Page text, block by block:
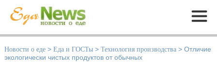
Меню
Новости о еде > Еда и ГОСТы > Технология производства > Отличие
экологически чистых продуктов от обычных